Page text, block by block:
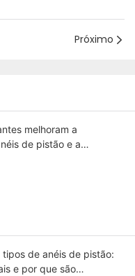
Próximo
melhoram a
de pistão e a
de anéis de pistão:
e por que são